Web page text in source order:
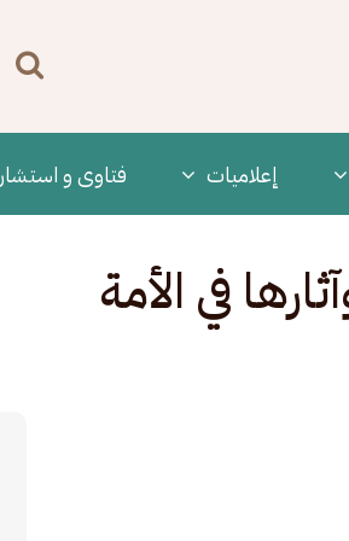
إعلاميات فتاوى و
في الأمة